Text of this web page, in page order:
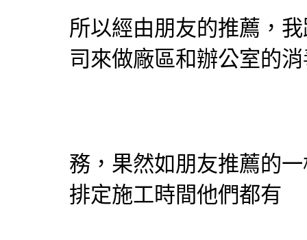
所以經由朋友的推薦，
司來做廠區和辦公室的
務，果然如朋友推薦的
排定施工時間他們都有